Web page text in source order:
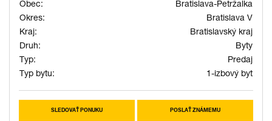
Obec:
Bratislava-Petržalka
Okres:
Bratislava V
Kraj:
Bratislavský kraj
Druh:
Byty
Typ:
Predaj
Typ bytu:
1-izbový byt
SLEDOVAŤ PONUKU POSLAŤ ZNÁMEMU